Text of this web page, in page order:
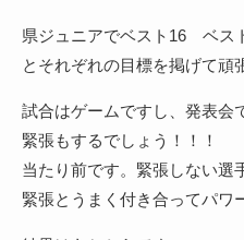
県ジュニアでベスト16 ベ
とそれぞれの目標を掲げて頑
試合はゲームですし、発表会
緊張もするでしょう！！！
当たり前です。緊張しない選
緊張とうまく付き合ってパワ